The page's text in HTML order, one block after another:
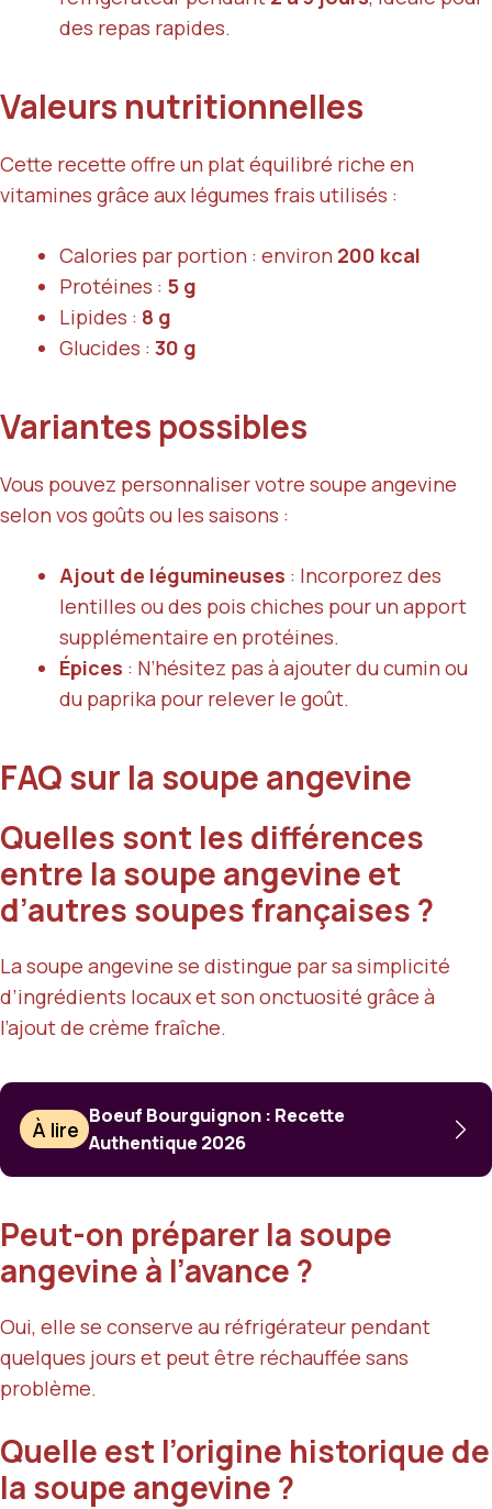
des repas rapides.
Valeurs nutritionnelles
Cette recette offre un plat équilibré riche en
vitamines grâce aux légumes frais utilisés :
Calories par portion : environ 200 kcal
Protéines : 5 g
Lipides : 8 g
Glucides : 30 g
Variantes possibles
Vous pouvez personnaliser votre soupe angevine
selon vos goûts ou les saisons :
Ajout de légumineuses : Incorporez des
lentilles ou des pois chiches pour un apport
supplémentaire en protéines.
Épices : N’hésitez pas à ajouter du cumin ou
du paprika pour relever le goût.
FAQ sur la soupe angevine
Quelles sont les différences
entre la soupe angevine et
d’autres soupes françaises ?
La soupe angevine se distingue par sa simplicité
d’ingrédients locaux et son onctuosité grâce à
l’ajout de crème fraîche.
À lire
Boeuf Bourguignon : Recette
Authentique 2026
Peut-on préparer la soupe
angevine à l’avance ?
Oui, elle se conserve au réfrigérateur pendant
quelques jours et peut être réchauffée sans
problème.
Quelle est l’origine historique de
la soupe angevine ?